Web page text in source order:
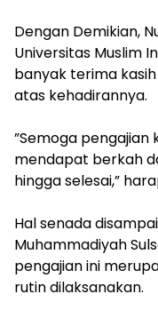
​Dengan Demikian,
Universitas Muslim
banyak terima
atas kehadirannya.
​”Semoga pengajian
mendapat berkah
hingga selesai,”
​Hal senada
Muhammadiyah
pengajian ini
rutin dilaksanakan.